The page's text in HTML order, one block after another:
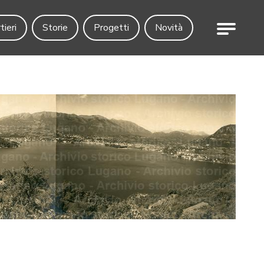
Storie Progetti Novità Menu